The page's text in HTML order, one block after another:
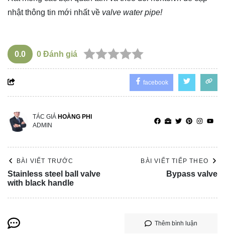
nhật thông tin mới nhất về valve water pipe!
0.0 0 Đánh giá
facebook
TÁC GIẢ HOÀNG PHI
ADMIN
BÀI VIẾT TRƯỚC
Stainless steel ball valve
with black handle
BÀI VIẾT TIẾP THEO
Bypass valve
Thêm bình luận